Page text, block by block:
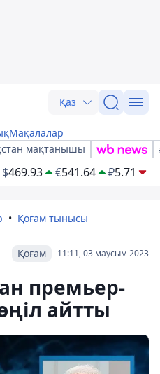
Қаз
Мақалалар
мақтанышы
$469.93 €541.64 ₽5.71
Қоғам тынысы
11:11, 03 маусым 2023
Қоғам
премьер-
айтты